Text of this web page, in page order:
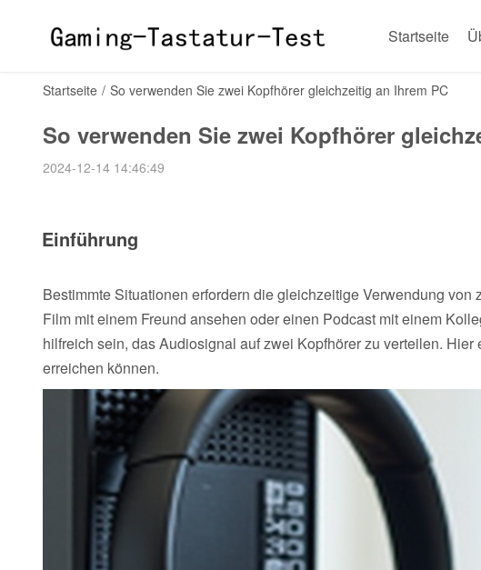
Startseite
Startseite / So verwenden Sie zwei Kopfhörer gleichzeitig an Ihrem PC
So verwenden Sie zwei Kopfhörer
2024-12-14 14:46:49
Einführung
Bestimmte Situationen erfordern die gleichzeitige Verwendung
Film mit einem Freund ansehen oder einen Podcast mit einem
hilfreich sein, das Audiosignal auf zwei Kopfhörer zu verteilen.
erreichen können.